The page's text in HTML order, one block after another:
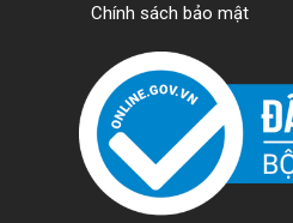
Chính sách bảo mật